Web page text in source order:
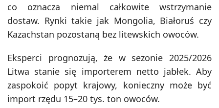
co oznacza niemal całkowite wstrzymanie
dostaw. Rynki takie jak Mongolia, Białoruś czy
Kazachstan pozostaną bez litewskich owoców.
Eksperci prognozują, że w sezonie 2025/2026
Litwa stanie się importerem netto jabłek. Aby
zaspokoić popyt krajowy, konieczny może być
import rzędu 15–20 tys. ton owoców.